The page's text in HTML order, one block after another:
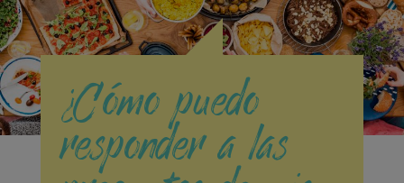
¿Cómo puedo
responder a las